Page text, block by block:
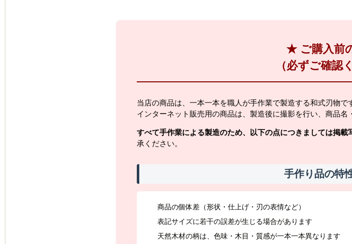
★ ご購入前
（必ずご確認
当店の商品は、一本一本を職人が手作業で製造する和式刃物で
インターネット販売用の商品は、製造後に撮影を行い、商品名
すべて手作業による製造のため、以下の点につきましては掲載
承ください。
手作り品の特
商品の個体差（形状・仕上げ・刃の表情など）
表記サイズに若干の誤差が生じる場合があります
天然木材の柄は、色味・木目・質感が一本一本異なります